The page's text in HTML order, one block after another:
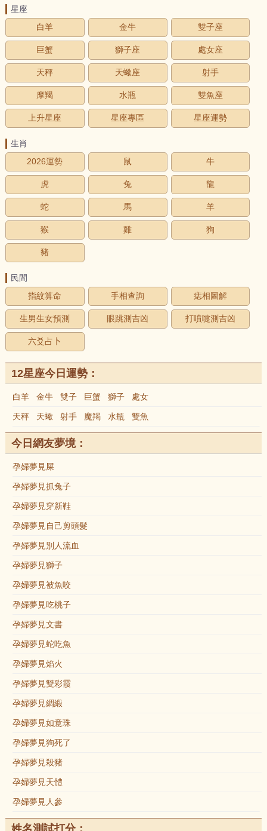
星座
白羊
金牛 雙子座
巨蟹 獅子座 處女座
天秤 天蠍座 射手
摩羯 水瓶 雙魚座
上升星座 星座專區 星座運勢
生肖
2026運勢
鼠 牛
虎 兔 龍
蛇 馬 羊
猴 雞 狗
豬
民間
指紋算命
手相查詢 痣相圖解
生男生女預測 眼跳測吉凶 打噴嚏測吉凶
六爻占卜
12星座今日運勢：
白羊 金牛 雙子 巨蟹 獅子 處女
天秤 天蠍 射手 魔羯 水瓶 雙魚
今日網友夢境：
孕婦夢見屎
孕婦夢見抓兔子
孕婦夢見穿新鞋
孕婦夢見自己剪頭髮
孕婦夢見別人流血
孕婦夢見獅子
孕婦夢見被魚咬
孕婦夢見吃桃子
孕婦夢見文書
孕婦夢見蛇吃魚
孕婦夢見焰火
孕婦夢見雙彩霞
孕婦夢見綢緞
孕婦夢見如意珠
孕婦夢見狗死了
孕婦夢見殺豬
孕婦夢見天體
孕婦夢見人參
姓名測試打分：